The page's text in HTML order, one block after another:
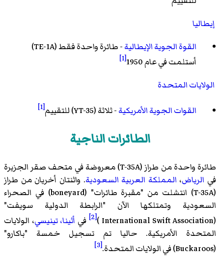
إيطاليا
القوة الجوية الإيطالية
- طائرة واحدة فقط (TE-1A)
أستلمت في عام 1950
[1]
الولايات المتحدة
القوات الجوية الأمريكية- ثلاثة (YT-35) للتقييم [1]
الطائرات الناجية
طائرة واحدة من طراز (T-35A) معروضة في
متحف صقر الجزيرة
في الرياض، المملكة العربية السعودية. واثنتان أخريان من طراز
(T-35A) انتشلت من "مقبرة طائرات" (boneyard) في الصحراء
السعودية وتمتلكها الآن "الرابطة الدولية سويفت"
(International Swift Association )
[2] في أثينا، تينيسي، الولايات
المتحدة الأمريكية. حاليا تم تسجيل خمسة "باكارو"
(Buckaroos) في الولايات المتحدة.
[3]